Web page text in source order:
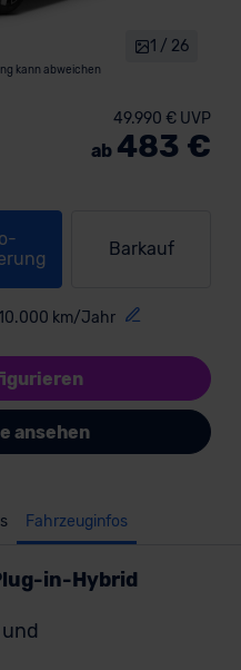
kann abweichen
1 / 26
Barkauf
km/Jahr
49.990 € UVP
ab 483 €
ansehen
Fahrzeuginfos
in-Hybrid